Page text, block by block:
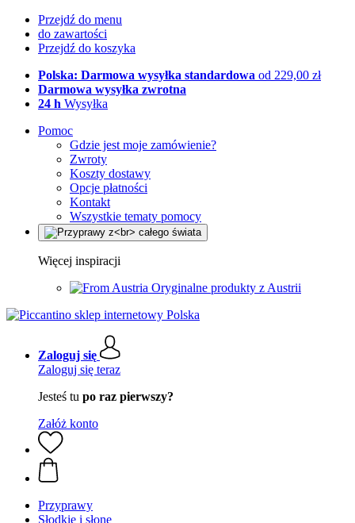
Przejdź do menu
do zawartości
Przejdź do koszyka
Polska: Darmowa wysyłka standardowa od 229,00 zł
Darmowa wysyłka zwrotna
24 h Wysyłka
Pomoc
Gdzie jest moje zamówienie?
Zwroty
Koszty dostawy
Opcje płatności
Kontakt
Wszystkie tematy pomocy
Więcej inspiracji
Oryginalne produkty z Austrii
Zaloguj się
Zaloguj się teraz
Jesteś tu po raz pierwszy?
Załóż konto
Przyprawy
Słodkie i słone